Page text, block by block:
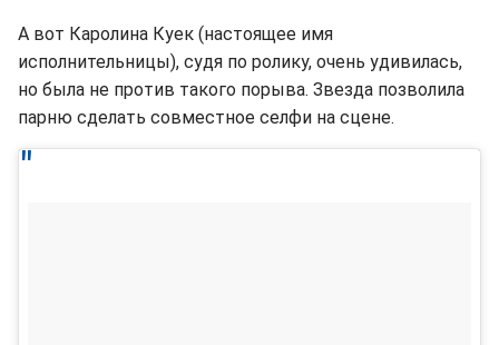
А вот Каролина Куек (настоящее имя
исполнительницы), судя по ролику, очень удивилась,
но была не против такого порыва. Звезда позволила
парню сделать совместное селфи на сцене.